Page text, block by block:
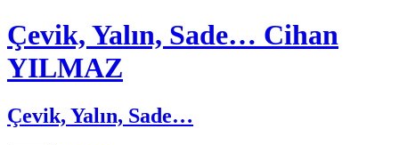
Çevik, Yalın, Sade… Cihan
YILMAZ
Çevik, Yalın, Sade…